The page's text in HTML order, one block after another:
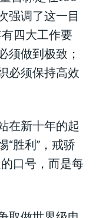
强调了这一目
四大工作要
须做到极致；
必须保持高效
在新十年的起
“胜利”，戒骄
口号，而是每